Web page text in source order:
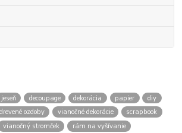
jeseň decoupage dekorácia papier
diy
drevené ozdoby vianočné dekorácie
scrapbook
vianočný stromček
rám na vyšívanie